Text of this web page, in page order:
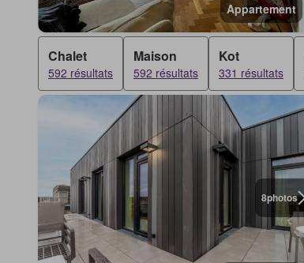
Appartement
Chalet
592 résultats
Maison
592 résultats
Kot
331 résultats
8photos